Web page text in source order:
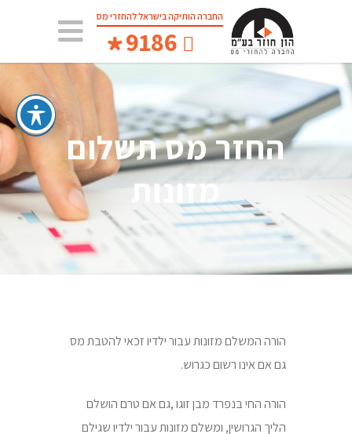
החברה הותיקה בישראל להחזרי מס
*9186
החזר מס תשלום
מזונות
הורה המשלם מזונות עבור ילדיו זכאי להטבת מס
גם אם אינו רשום כגרוש.
הורה החי בנפרד מבן זוגו ,גם אם טרם הושלם
הליך הגרושין, ומשלם מזונות עבור ילדיו שגילם